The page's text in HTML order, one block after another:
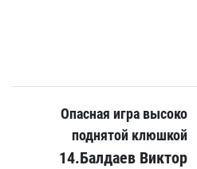
Опасная игра высоко
поднятой клюшкой
14.Балдаев Виктор